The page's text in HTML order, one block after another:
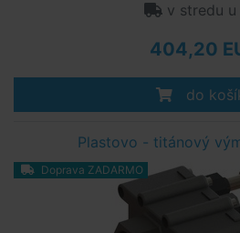
v stredu u
404,20
do
Plastovo - titánový
Doprava ZADARMO